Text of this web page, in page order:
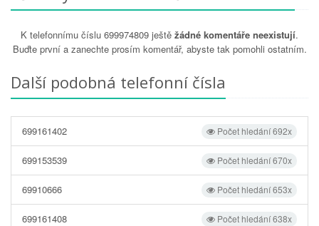
K telefonnímu číslu 699974809 ještě žádné komentáře neexistují.
Buďte první a zanechte prosím komentář, abyste tak pomohli ostatním.
Další podobná telefonní čísla
Počet hledání 692x
699161402
Počet hledání 670x
699153539
Počet hledání 653x
69910666
Počet hledání 638x
699161408